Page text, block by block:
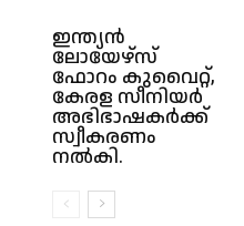
ഇന്ത്യൻ
ലോയേഴ്സ്
ഫോറം കുവൈറ്റ്,
കേരള സീനിയർ
അഭിഭാഷകർക്ക്
സ്വീകരണം
നൽകി.